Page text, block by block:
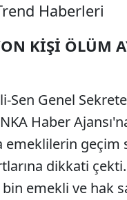
Haberleri
KİŞİ ÖLÜM
Sen Genel
Haber
emeklilerin geçim
dikkati
emekli ve hak